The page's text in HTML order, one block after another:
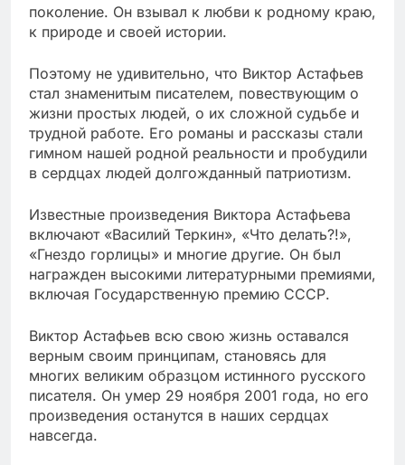
поколение. Он взывал к любви к родному краю,
к природе и своей истории.
Поэтому не удивительно, что Виктор Астафьев
стал знаменитым писателем, повествующим о
жизни простых людей, о их сложной судьбе и
трудной работе. Его романы и рассказы стали
гимном нашей родной реальности и пробудили
в сердцах людей долгожданный патриотизм.
Известные произведения Виктора Астафьева
включают «Василий Теркин», «Что делать?!»,
«Гнездо горлицы» и многие другие. Он был
награжден высокими литературными премиями,
включая Государственную премию СССР.
Виктор Астафьев всю свою жизнь оставался
верным своим принципам, становясь для
многих великим образцом истинного русского
писателя. Он умер 29 ноября 2001 года, но его
произведения останутся в наших сердцах
навсегда.